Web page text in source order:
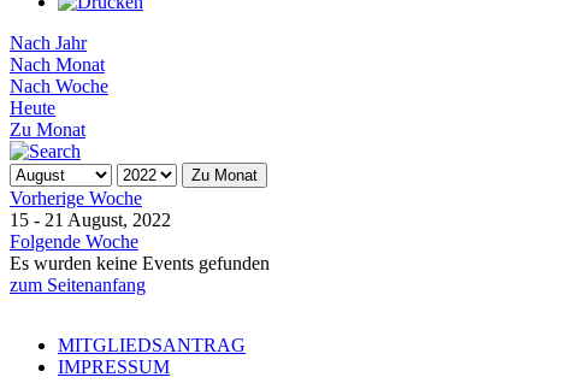
Nach Jahr
Nach Monat
Nach Woche
Heute
Zu Monat
Zu Monat
Vorherige Woche
15 - 21 August, 2022
Folgende Woche
Es wurden keine Events gefunden
zum Seitenanfang
MITGLIEDSANTRAG
IMPRESSUM